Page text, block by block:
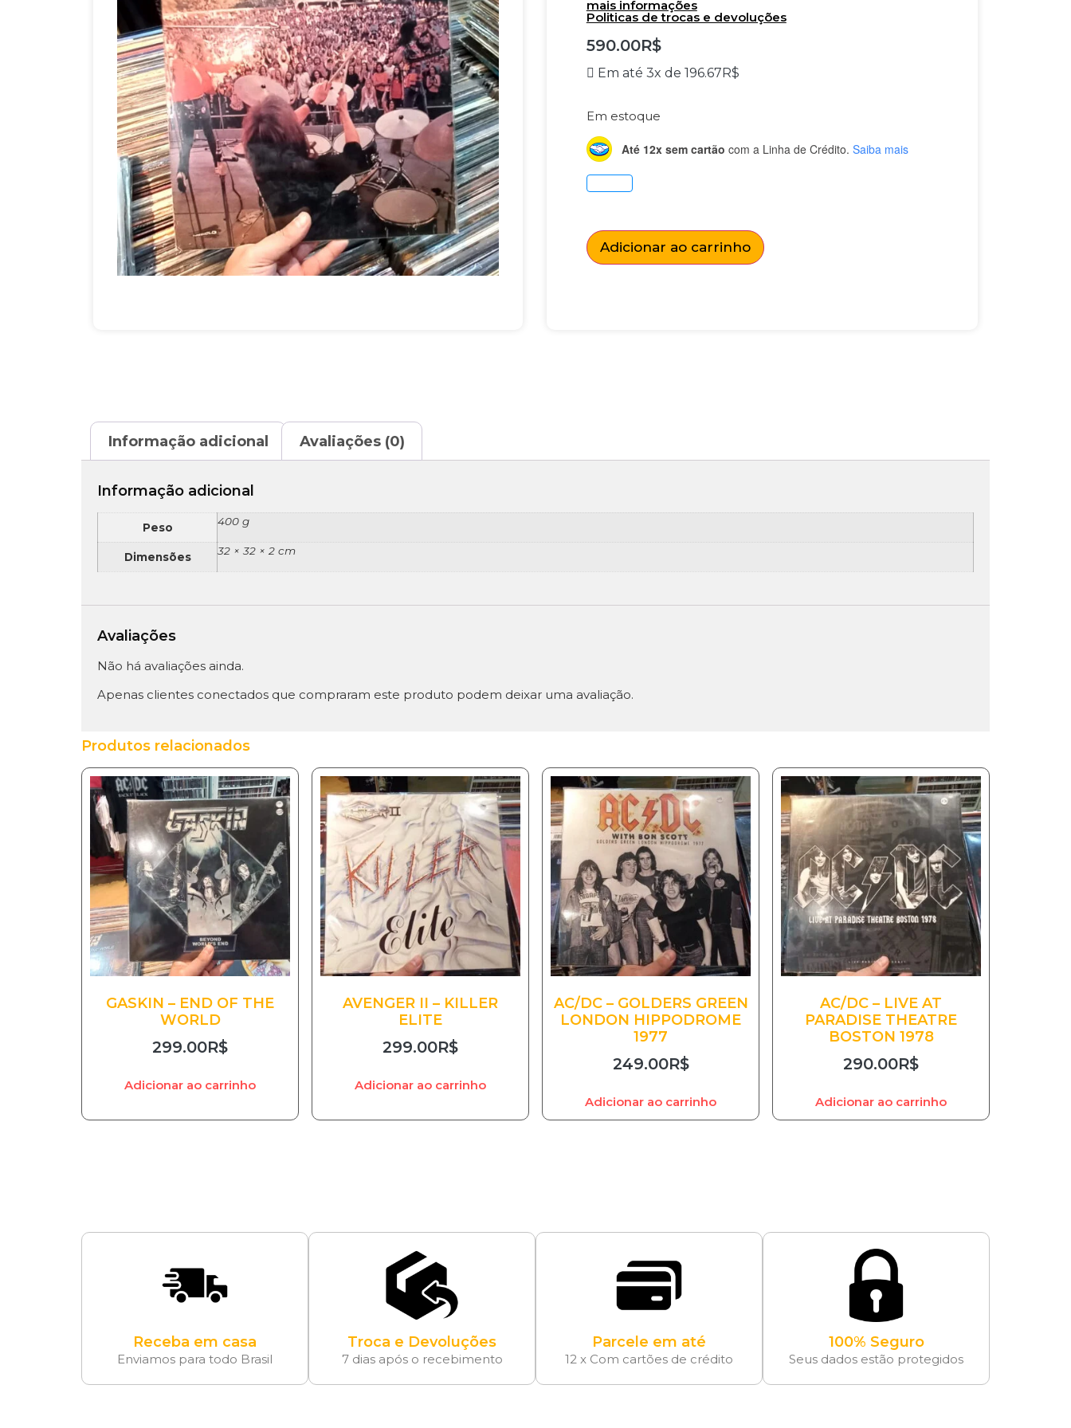
mais informações
Politicas de trocas e devoluções
590.00R$
Em até 3x de 196.67 R$
Em estoque
Até 12x sem cartão com a Linha de Crédito. Saiba mais
Adicionar ao carrinho
Informação adicional Avaliações (0)
Informação adicional
Peso 400 g
Dimensões 32 × 32 × 2 cm
Avaliações
Não há avaliações ainda.
Apenas clientes conectados que compraram este produto podem deixar uma avaliação.
Produtos relacionados
GASKIN – END OF THE
WORLD
299.00R$
Adicionar ao carrinho
AVENGER II – KILLER
ELITE
299.00R$
Adicionar ao carrinho
AC/DC – GOLDERS GREEN
LONDON HIPPODROME
1977
249.00R$
Adicionar ao carrinho
AC/DC – LIVE AT
PARADISE THEATRE
BOSTON 1978
290.00R$
Adicionar ao carrinho
Receba em casa
Enviamos para todo Brasil
Troca e Devoluções
7 dias após o recebimento
Parcele em até
12 x Com cartões de crédito
100% Seguro
Seus dados estão protegidos